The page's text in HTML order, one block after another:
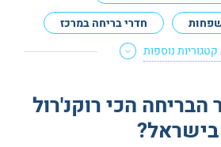
חדרי בריחה במרכז
עם גרסה למתחילים
חדרי בריחה לזוגות
נוספות
הבריחה הכי רוקנ'רול
בישראל?